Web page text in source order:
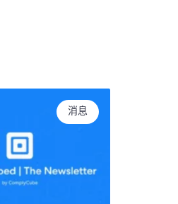
消息